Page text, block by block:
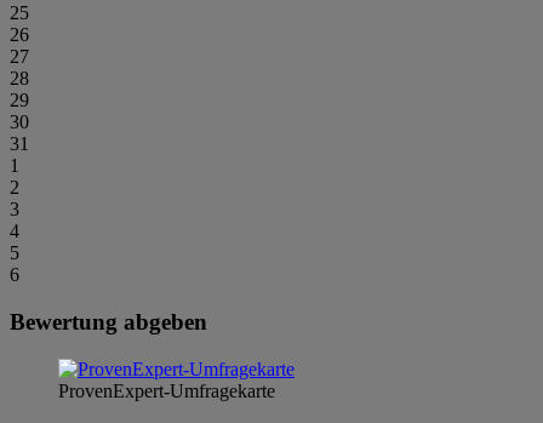
25
26
27
28
29
30
31
1
2
3
4
5
6
Bewertung abgeben
ProvenExpert-Umfragekarte